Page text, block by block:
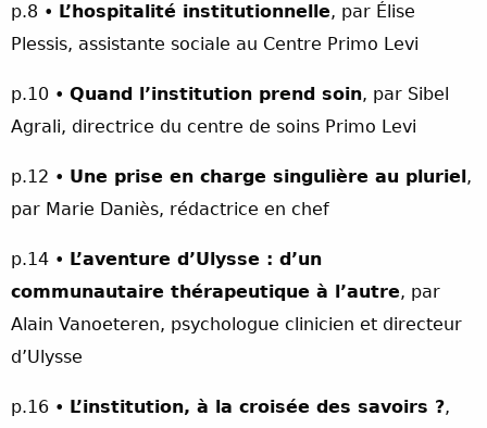
p.8 • L’hospitalité institutionnelle, par Élise
Plessis, assistante sociale au Centre Primo Levi
p.10 • Quand l’institution prend soin, par Sibel
Agrali, directrice du centre de soins Primo Levi
p.12 • Une prise en charge singulière au pluriel,
par Marie Daniès, rédactrice en chef
p.14 • L’aventure d’Ulysse : d’un
communautaire thérapeutique à l’autre, par
Alain Vanoeteren, psychologue clinicien et directeur
d’Ulysse
p.16 • L’institution, à la croisée des savoirs ?,